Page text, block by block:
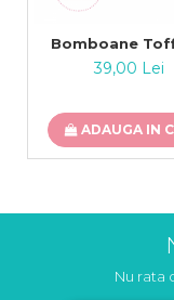
Bomboane
39,00 Lei
ADAUGA IN
Nu rata